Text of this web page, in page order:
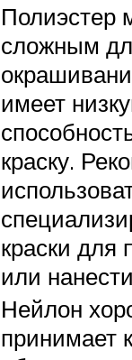
Полиэстер
сложным
имеет
краску.
краски для
или
Нейлон
принимает